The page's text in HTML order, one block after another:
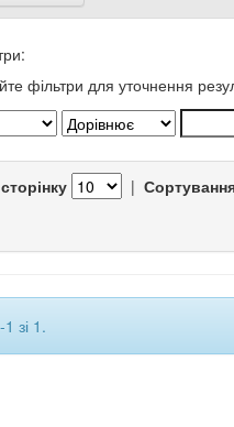
фільтри для уточнення
|
зі 1.